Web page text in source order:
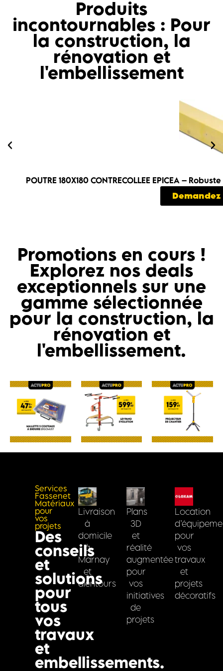
Produits
incontournables : Pour
la construction, la
rénovation et
l'embellissement
POUTRE 180X180 CONTRECOLLEE EPICEA –
Promotions en cours !
Explorez nos deals
exceptionnels sur une
gamme sélectionnée
pour la construction, la
rénovation et
l'embellissement.
Services
Fassenet
Matériaux
pour
vos
projets
Des
conseils
et
solutions
pour
tous
vos
travaux
et
embellissements.
Livraison
à
domicile
à
Marnay
et
alentours
Plans
3D
et
réalité
augmentée
pour
vos
initiatives
de
projets
Location
pour
vos
travaux
et
projets
décoratifs